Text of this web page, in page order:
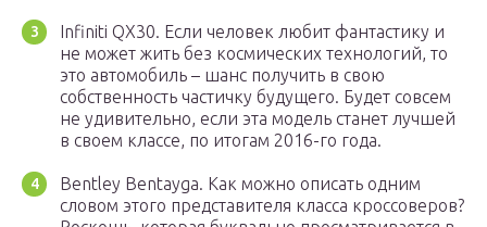
Infiniti QX30. Если человек любит фантастику и
не может жить без космических технологий, то
это автомобиль – шанс получить в свою
собственность частичку будущего. Будет совсем
не удивительно, если эта модель станет лучшей
в своем классе, по итогам 2016-го года.
Bentley Bentayga. Как можно описать одним
словом этого представителя класса кроссоверов?